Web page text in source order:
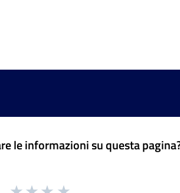
le informazioni su questa